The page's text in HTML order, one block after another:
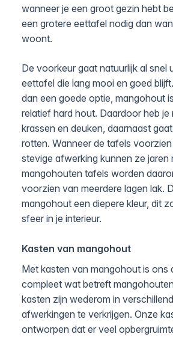
wanneer je een groot gezin hebt
een grotere eettafel nodig dan
woont.
De voorkeur gaat natuurlijk al snel
eettafel die lang mooi en goed
dan een goede optie, mangohout
relatief hard hout. Daardoor heb je
krassen en deuken, daarnaast
rotten. Wanneer de tafels
stevige afwerking kunnen ze jaren
mangohouten tafels worden
voorzien van meerdere lagen lak.
mangohout een diepere kleur, dit
sfeer in je interieur.
Kasten van mangohout
Met kasten van mangohout is ons
compleet wat betreft
kasten zijn wederom in
afwerkingen te verkrijgen. Onze
ontworpen dat er veel